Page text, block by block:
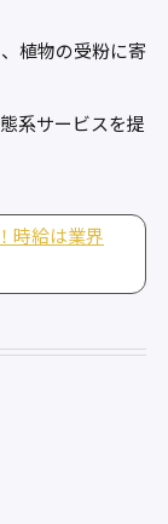
植物の受粉に寄
系サービスを提
時給は業界